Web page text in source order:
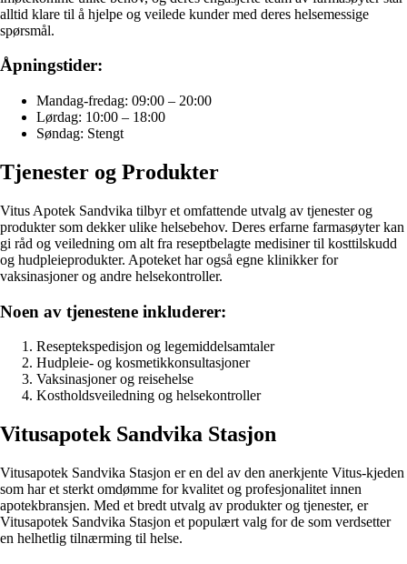
alltid klare til å hjelpe og veilede kunder med deres helsemessige
spørsmål.
Åpningstider:
Mandag-fredag: 09:00 – 20:00
Lørdag: 10:00 – 18:00
Søndag: Stengt
Tjenester og Produkter
Vitus Apotek Sandvika tilbyr et omfattende utvalg av tjenester og
produkter som dekker ulike helsebehov. Deres erfarne farmasøyter kan
gi råd og veiledning om alt fra reseptbelagte medisiner til kosttilskudd
og hudpleieprodukter. Apoteket har også egne klinikker for
vaksinasjoner og andre helsekontroller.
Noen av tjenestene inkluderer:
Reseptekspedisjon og legemiddelsamtaler
Hudpleie- og kosmetikkonsultasjoner
Vaksinasjoner og reisehelse
Kostholdsveiledning og helsekontroller
Vitusapotek Sandvika Stasjon
Vitusapotek Sandvika Stasjon er en del av den anerkjente Vitus-kjeden
som har et sterkt omdømme for kvalitet og profesjonalitet innen
apotekbransjen. Med et bredt utvalg av produkter og tjenester, er
Vitusapotek Sandvika Stasjon et populært valg for de som verdsetter
en helhetlig tilnærming til helse.